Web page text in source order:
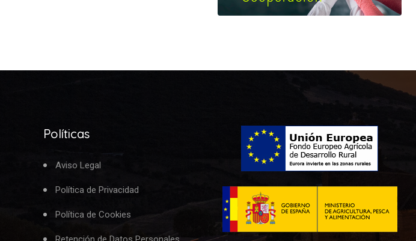
Políticas
Aviso Legal
Política de Privacidad
Política de Cookies